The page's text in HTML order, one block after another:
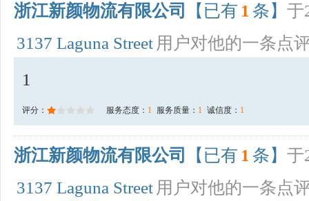
浙江新颜物流有限公司 【已有 1 条】 于
3137 Laguna Street 用户对他的一条点
1
评分： 服务态度： 1 服务质量： 1 诚信度： 1
浙江新颜物流有限公司 【已有 1 条】 于
3137 Laguna Street 用户对他的一条点